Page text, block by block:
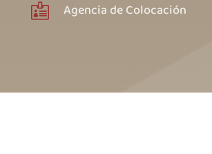
 Agencia de Colocación